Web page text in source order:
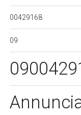
00429168
09